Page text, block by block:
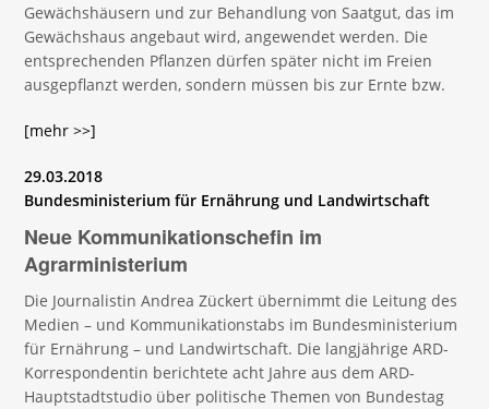
Gewächshäusern und zur Behandlung von Saatgut, das im
Gewächshaus angebaut wird, angewendet werden. Die
entsprechenden Pflanzen dürfen später nicht im Freien
ausgepflanzt werden, sondern müssen bis zur Ernte bzw.
[mehr >>]
29.03.2018
Bundesministerium für Ernährung und Landwirtschaft
Neue Kommunikationschefin im
Agrarministerium
Die Journalistin Andrea Zückert übernimmt die Leitung des
Medien – und Kommunikationstabs im Bundesministerium
für Ernährung – und Landwirtschaft. Die langjährige ARD-
Korrespondentin berichtete acht Jahre aus dem ARD-
Hauptstadtstudio über politische Themen von Bundestag